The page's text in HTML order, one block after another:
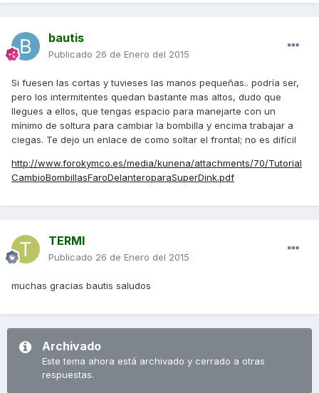
bautis
Publicado 26 de Enero del 2015
Si fuesen las cortas y tuvieses las manos pequeñas.. podría ser,
pero los intermitentes quedan bastante mas altos, dudo que
llegues a ellos, que tengas espacio para manejarte con un
mínimo de soltura para cambiar la bombilla y encima trabajar a
ciegas. Te dejo un enlace de como soltar el frontal; no es difícil
http://www.forokymco.es/media/kunena/attachments/70/Tutorial
CambioBombillasFaroDelanteroparaSuperDink.pdf
TERMI
Publicado 26 de Enero del 2015
muchas gracias bautis saludos
Archivado
Este tema ahora está archivado y cerrado a otras
respuestas.